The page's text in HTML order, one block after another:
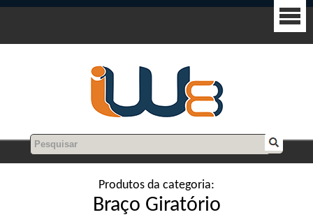
Produtos da categoria:
Braço Giratório